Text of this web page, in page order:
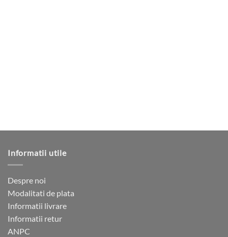
Informatii utile
Despre noi
Modalitati de plata
Informatii livrare
Informatii retur
ANPC